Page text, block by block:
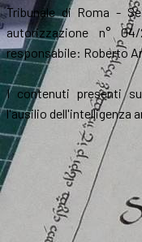
Tribunale di Roma -
autorizzazione n°
responsabile: Roberto
I contenuti presenti
l'ausilio dell'intelligenza